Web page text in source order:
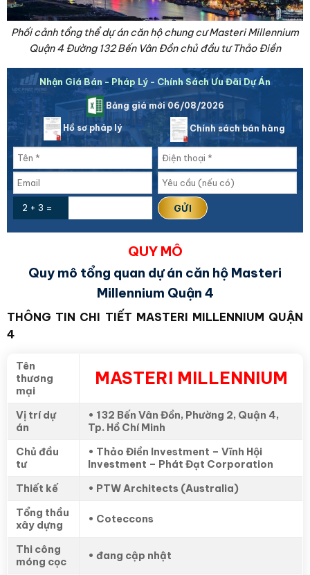
Phối cảnh tổng thể dự án căn hộ chung cư Masteri Millennium
Quận 4 Đường 132 Bến Vân Đồn chủ đầu tư Thảo Điền
Nhận Giá Bán - Pháp Lý - Chính Sách Ưu Đãi Dự Án
Bảng giá mới 06/08/2026
Hồ sơ pháp lý Chính sách bán hàng
2 + 3 =
QUY MÔ
Quy mô tổng quan dự án căn hộ Masteri
Millennium Quận 4
THÔNG TIN CHI TIẾT MASTERI MILLENNIUM QUẬN
4
Tên
thương
mại
MASTERI MILLENNIUM
Vị trí dự
án
• 132 Bến Vân Đồn, Phường 2, Quận 4,
Tp. Hồ Chí Minh
Chủ đầu
tư
• Thảo Điền Investment – Vĩnh Hội
Investment – Phát Đạt Corporation
Thiết kế
• PTW Architects (Australia)
Tổng thầu
xây dựng
• Coteccons
Thi công
móng cọc
• đang cập nhật